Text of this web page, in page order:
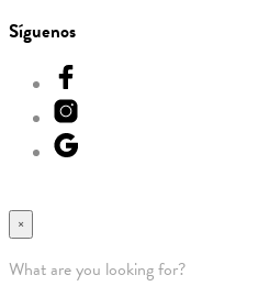
Síguenos
×
What are you looking for?